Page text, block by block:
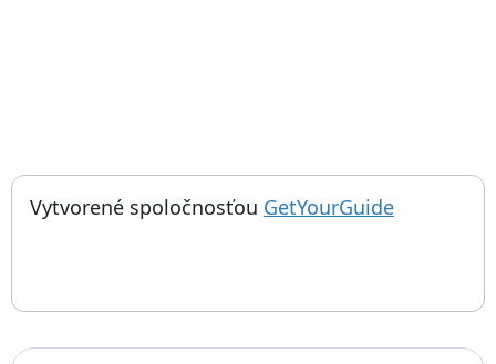
Things to do near Soutra Aisle, ソートラ側廊, Pamiatka,
Vytvorené spoločnosťou GetYourGuide; otvorí sa